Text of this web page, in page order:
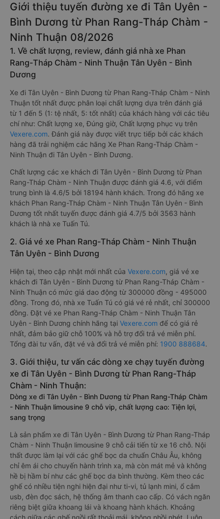
Giới thiệu tuyến đường xe đi Tân Uyên -
Bình Dương từ Phan Rang-Tháp Chàm -
Ninh Thuận 08/2026
1. Về chất lượng, review, đánh giá nhà xe Phan
Rang-Tháp Chàm - Ninh Thuận Tân Uyên - Bình
Dương
Xe đi Tân Uyên - Bình Dương từ Phan Rang-Tháp Chàm - Ninh
Thuận tốt nhất được phân loại chất lượng dựa trên đánh giá
từ 1 đến 5 (1: tệ nhất, 5: tốt nhất) của khách hàng với các tiêu
chí như: Chất lượng xe, Đúng giờ, Chất lượng phục vụ trên
Vexere.com. Đánh giá này được viết trực tiếp bởi các khách
hàng đã trải nghiệm các hãng Xe Phan Rang-Tháp Chàm -
Ninh Thuận đi Tân Uyên - Bình Dương.
Chất lượng các xe khách đi Tân Uyên - Bình Dương từ Phan
Rang-Tháp Chàm - Ninh Thuận được đánh giá 4.6, với điểm
trung bình là 4.6/5 bởi 18194 hành khách. Trong đó hãng xe
khách Phan Rang-Tháp Chàm - Ninh Thuận Tân Uyên - Bình
Dương tốt nhất tuyến được đánh giá 4.7/5 bởi 3563 hành
khách là nhà xe Tuấn Tú.
2. Giá vé xe Phan Rang-Tháp Chàm - Ninh Thuận
Tân Uyên - Bình Dương
Hiện tại, theo cập nhật mới nhất của Vexere.com, giá vé xe
khách đi Tân Uyên - Bình Dương từ Phan Rang-Tháp Chàm -
Ninh Thuận có mức giá dao động từ 300000 đồng - 495000
đồng. Trong đó, nhà xe Tuấn Tú có giá vé rẻ nhất, chỉ 300000
đồng. Đặt vé xe Phan Rang-Tháp Chàm - Ninh Thuận Tân
Uyên - Bình Dương chính hãng tại Vexere.com để có giá rẻ
nhất, đảm bảo giữ chỗ 100% và hỗ trợ đổi trả vé miễn phí.
Tổng đài tư vấn, đặt vé và đổi trả vé miễn phí: 1900 888684.
3. Giới thiệu, tư vấn các dòng xe chạy tuyến đường
xe đi Tân Uyên - Bình Dương từ Phan Rang-Tháp
Chàm - Ninh Thuận:
Dòng xe đi Tân Uyên - Bình Dương từ Phan Rang-Tháp Chàm
- Ninh Thuận limousine 9 chỗ vip, chất lượng cao: Tiện lợi,
sang trọng
Là sản phẩm xe đi Tân Uyên - Bình Dương từ Phan Rang-Tháp
Chàm - Ninh Thuận limousine 9 chỗ cải tiến từ xe 16 chỗ. Nội
thất được làm lại với các ghế bọc da chuẩn Châu Âu, không
chỉ êm ái cho chuyến hành trình xa, mà còn mát mẻ và không
hề bị hầm bí như các ghế bọc da bình thường. Kèm theo các
ghế có nhiều tiện nghi hiện đại như ti-vi, tủ lạnh mini, ổ cắm
usb, đèn đọc sách, hệ thống âm thanh cao cấp. Có vách ngăn
riêng biệt giữa khoang lái và khoang hành khách. Khoảng
cách giữa các ghế ngồi rất thoải mái, không nhồi nhét. Luôn